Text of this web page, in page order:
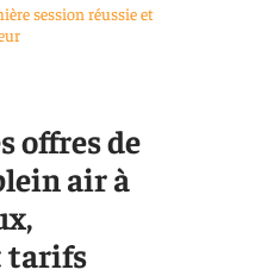
session réussie et
offres de
air à
tarifs